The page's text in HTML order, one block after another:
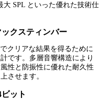
大 SPL といった優れた技術仕
クスティンバー
クリアな結果を得るために
です。多層音響構造により
性と防振性に優れた耐久性
させます。
ット